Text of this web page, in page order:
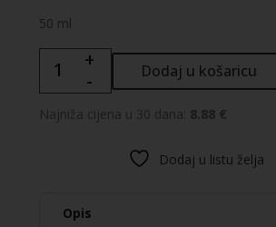
50 ml
DERMA
za
količina
+
-
Dodaj u košaricu
Najniža cijena u 30 dana: 8.88 €
Dodaj u listu želja
Opis